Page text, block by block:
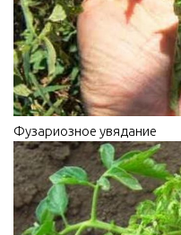
Фузариозное увядание